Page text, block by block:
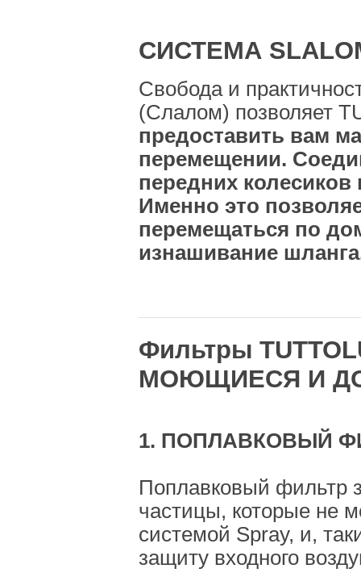
СИСТЕМА
Свобода и
(Слалом) позволяет
предоставить вам
перемещении.
передних
Именно это
перемещаться по
изнашивание
Фильтры
МОЮЩИЕСЯ И
1. ПОПЛАВКОВЫЙ
Поплавковый фильтр
частицы, которые не
системой Spray, и,
защиту входного